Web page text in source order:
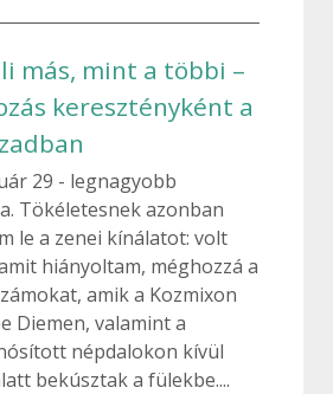
más, mint a többi –
keresztényként a
29
legnagyobb
Tökéletesnek azonban
le a zenei kínálatot: volt
hiányoltam, méghozzá a
amik a Kozmixon
Diemen, valamint a
népdalokon kívül
bekúsztak a fülekbe....